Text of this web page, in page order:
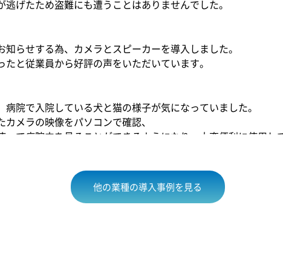
げたため盗難にも遭うことはありませんでした。
らせする為、カメラとスピーカーを導入しました。
と従業員から好評の声をいただいています。
院で入院している犬と猫の様子が気になっていました。
メラの映像をパソコンで確認、
て病院内を見ることができるようになり、大変便利に使用し
他の業種の導入事例を見る